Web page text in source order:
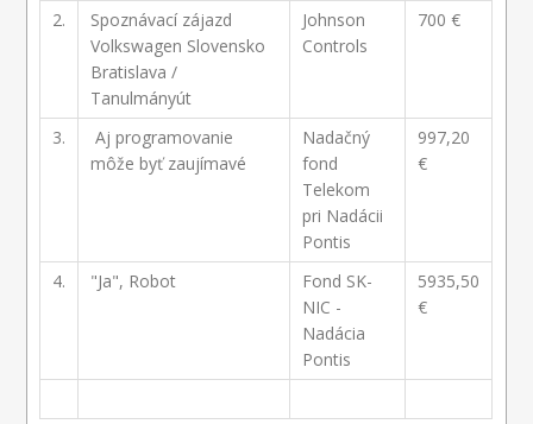
2.
Spoznávací zájazd
Volkswagen Slovensko
Bratislava /
Tanulmányút
Johnson
Controls
700 €
3.
Aj programovanie
môže byť zaujímavé
Nadačný
fond
Telekom
pri Nadácii
Pontis
997,20
€
4. "Ja", Robot
Fond SK-
NIC -
Nadácia
Pontis
5935,50
€